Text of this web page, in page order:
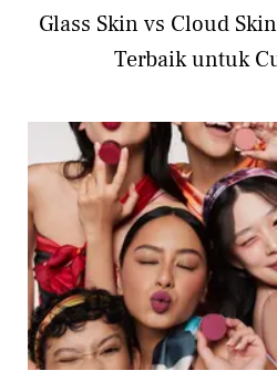
Glass Skin vs Cloud
Terbaik untuk